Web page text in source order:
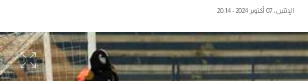
ميركاتو
فانتازي في الجول
مسابقة التوقعات
الإثنين، 07 أكتوبر 2024 - 20:14